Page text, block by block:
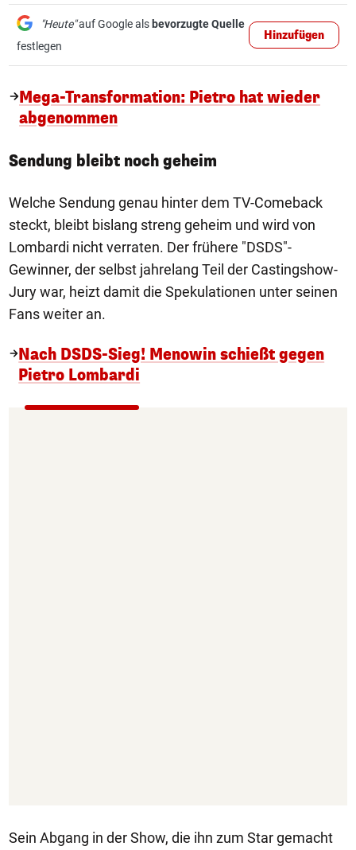
"Heute"auf Google als bevorzugte Quelle
festlegen
Hinzufügen
Mega-Transformation: Pietro hat wieder
abgenommen
Sendung bleibt noch geheim
Welche Sendung genau hinter dem TV-Comeback
steckt, bleibt bislang streng geheim und wird von
Lombardi nicht verraten. Der frühere "DSDS"-
Gewinner, der selbst jahrelang Teil der Castingshow-
Jury war, heizt damit die Spekulationen unter seinen
Fans weiter an.
Nach DSDS-Sieg! Menowin schießt gegen
Pietro Lombardi
Sein Abgang in der Show, die ihn zum Star gemacht